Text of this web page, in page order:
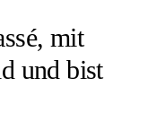
mit
und bist